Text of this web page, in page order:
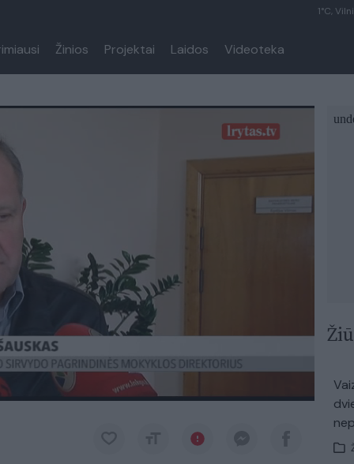
1°C,
Žinios Projektai Laidos Videoteka